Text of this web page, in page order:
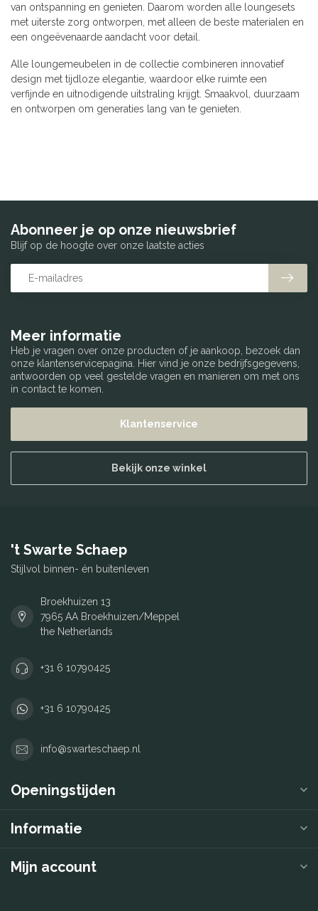
van ontspanning en genieten. Daarom worden alle loungesets
met uiterste zorg ontworpen, met alleen de beste materialen en
een ongeëvenaarde aandacht voor detail.
Alle loungemeubelen in de collectie combineren innovatief
design met tijdloze elegantie, waardoor elke ruimte een
verfijnde en uitnodigende uitstraling krijgt. Smaakvol, duurzaam
en ontworpen om generaties lang van te genieten.
Meer informatie
Heb je vragen over onze producten of je aankoop, bezoek dan
onze klantenservicepagina. Hier vind je onze bedrijfsgegevens,
antwoorden op veel gestelde vragen en manieren om met ons
in contact te komen.
Klantenservice
Bekijk onze winkel
Abonneer je op onze nieuwsbrief
Blijf op de hoogte over onze laatste acties
't Swarte Schaep
Stijlvol binnen- én buitenleven
Broekhuizen 13
7965 AA Broekhuizen/Meppel
the Netherlands
+31 6 10790425
+31 6 10790425
info@swarteschaep.nl
Openingstijden
Informatie
Mijn account